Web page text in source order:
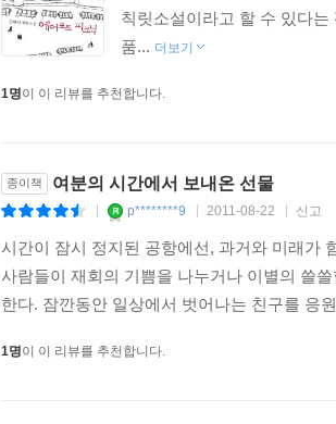
칙릿소설이라고 할 수 있다
품... 더보기
1명이 이 리뷰를 추천합니다.
종이책 여분의 시간에서 보내온 선물
p********9 2011-08-22 신고
시간이 잠시 정지된 공항에선, 과거와 미래가
사람들이 재회의 기쁨을 나누거나 이별의 쓸
한다. 잠깐동안 일상에서 벗어나는 친구를 응
1명이 이 리뷰를 추천합니다.